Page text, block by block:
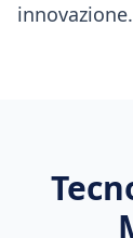
innovazione.